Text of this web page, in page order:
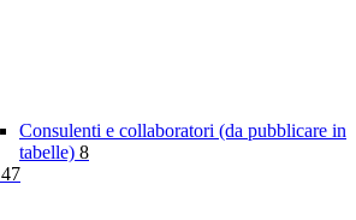
Consulenti e collaboratori (da pubblicare in
tabelle) 8
47